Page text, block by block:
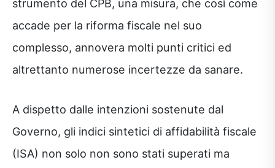
strumento del CPB, una misura, che così come
accade per la riforma fiscale nel suo
complesso, annovera molti punti critici ed
altrettanto numerose incertezze da sanare.
A dispetto dalle intenzioni sostenute dal
Governo, gli indici sintetici di affidabilità fiscale
(ISA) non solo non sono stati superati ma